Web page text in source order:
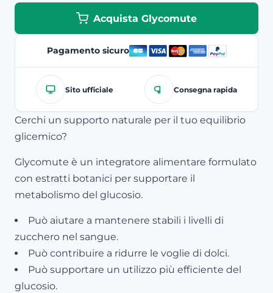
Acquista Glycomute
Pagamento sicuro
Sito ufficiale Consegna rapida
Cerchi un supporto naturale per il tuo equilibrio
glicemico?
Glycomute è un integratore alimentare formulato
con estratti botanici per supportare il
metabolismo del glucosio.
Può aiutare a mantenere stabili i livelli di
zucchero nel sangue.
Può contribuire a ridurre le voglie di dolci.
Può supportare un utilizzo più efficiente del
glucosio.